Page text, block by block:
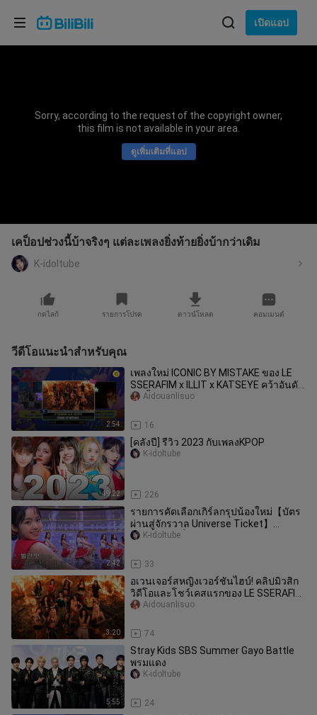
เปิดแอป
Sorry, according to the request of the copyright owner,
this film is not available in your area.
ดูเพิ่มเติมที่แอป
เคป็อปช่วงนี้บ้าจริงๆ แต่ละเพลงยิ่งท้ายยิ่งบ้ากว่าเดิม
K-idoltube
กดไลก์ รายการโปรด ดาวน์โหลด คอมเมนต์
วีดีโอแนะนำสำหรับคุณ
2:54
เพลงใหม่ ICONIC BY MISTAKE ของ LE
SSERAFIM x ILLIT x KATSEYE คว้าอันดับ
1 ครั้งแรก
16
Aidouanlisuo
49:22
[คลังปี] รีวิว 2023 กับเพลงKPOP
226
K-idoltube
2:42
รายการคัดเลือกเกิร์ลกรุปน้องใหม่【บัตร
ผ่านสู่จักรวาล Universe Ticket】
231206 สดชื่น Winners - ‘Red Fla
33
K-idoltube
3:20
อเวนเจอร์สหญิงเวอร์ชันไฮบ์! คลิปมิวสิก
วิดีโอและโชว์เคสแรกของ LE SSERAFIM
x ILLIT x KATSEYE ในเพลง “I
74
Aidouanlisuo
5:55
Stray Kids SBS Summer Gayo Battle
พรมแดง
24
K-idoltube
เลือกภาษา